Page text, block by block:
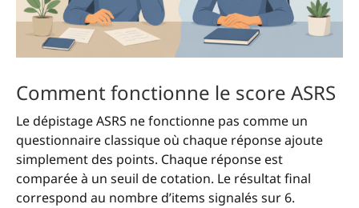
Comment fonctionne le score ASRS
Le dépistage ASRS ne fonctionne pas comme un
questionnaire classique où chaque réponse ajoute
simplement des points. Chaque réponse est
comparée à un seuil de cotation. Le résultat final
correspond au nombre d’items signalés sur 6.